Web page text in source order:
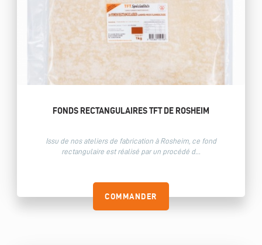
FONDS RECTANGULAIRES TFT DE ROSHEIM
Issu de nos ateliers de fabrication à Rosheim, ce fond
rectangulaire est réalisé par un procédé d...
COMMANDER